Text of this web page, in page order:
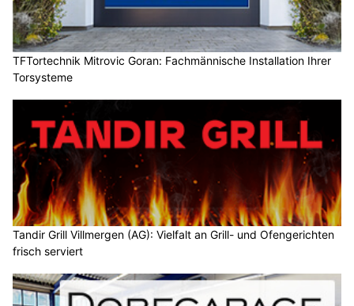
TFTortechnik Mitrovic Goran: Fachmännische Installation Ihrer
Torsysteme
Tandir Grill Villmergen (AG): Vielfalt an Grill- und Ofengerichten
frisch serviert